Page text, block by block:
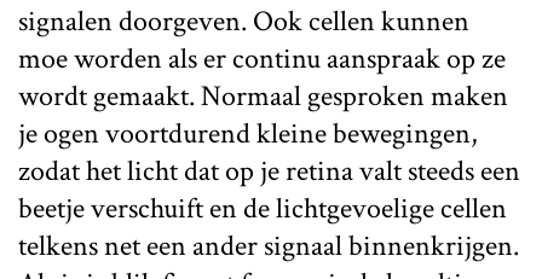
signalen doorgeven. Ook cellen kunnen
moe worden als er continu aanspraak op ze
wordt gemaakt. Normaal gesproken maken
je ogen voortdurend kleine bewegingen,
zodat het licht dat op je retina valt steeds een
beetje verschuift en de lichtgevoelige cellen
telkens net een ander signaal binnenkrijgen.